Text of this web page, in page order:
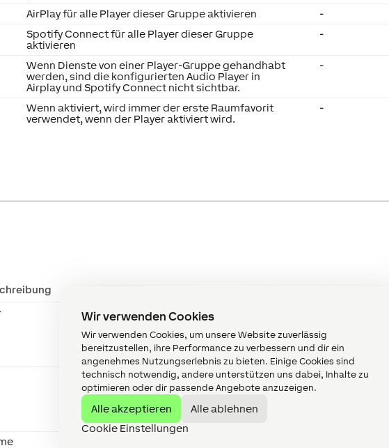
Wir verwenden Cookies
Wir verwenden Cookies, um unsere Website zuverlässig
bereitzustellen, ihre Performance zu verbessern und dir ein
angenehmes Nutzungserlebnis zu bieten. Einige Cookies sind
technisch notwendig, andere unterstützen uns dabei, Inhalte zu
optimieren oder dir passende Angebote anzuzeigen.
Alle akzeptieren
Alle ablehnen
Cookie Einstellungen
AirPlay für alle Player dieser Gruppe aktivieren
-
Spotify Connect für alle Player dieser Gruppe
aktivieren
-
Wenn Dienste von einer Player-Gruppe gehandhabt
werden, sind die konfigurierten Audio Player in
Airplay und Spotify Connect nicht sichtbar.
-
Wenn aktiviert, wird immer der erste Raumfavorit
verwendet, wenn der Player aktiviert wird.
-
Beschreibung
Erhöht die Lautstärke um
den im Parameter (Vsts)
eingestellten Wert.
Doppelklick wählt den
nächsten Favoriten aus.
Verringert die Lautstärke
um den im Parameter
(Vsts) eingestellten Wert.
Doppelklick schaltet den
Player aus.
- 0/1